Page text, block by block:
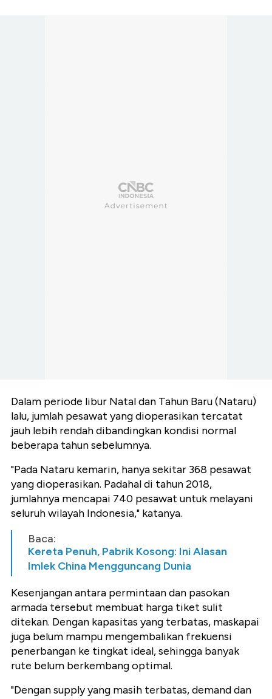
Dalam periode libur Natal dan Tahun Baru (Nataru)
lalu, jumlah pesawat yang dioperasikan tercatat
jauh lebih rendah dibandingkan kondisi normal
beberapa tahun sebelumnya.
"Pada Nataru kemarin, hanya sekitar 368 pesawat
yang dioperasikan. Padahal di tahun 2018,
jumlahnya mencapai 740 pesawat untuk melayani
seluruh wilayah Indonesia," katanya.
Baca:
Kereta Penuh, Pabrik Kosong: Ini Alasan
Imlek China Mengguncang Dunia
Kesenjangan antara permintaan dan pasokan
armada tersebut membuat harga tiket sulit
ditekan. Dengan kapasitas yang terbatas, maskapai
juga belum mampu mengembalikan frekuensi
penerbangan ke tingkat ideal, sehingga banyak
rute belum berkembang optimal.
"Dengan supply yang masih terbatas, demand dan